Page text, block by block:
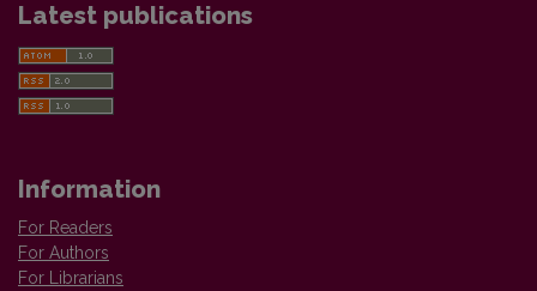
Latest publications
Information
For Readers
For Authors
For Librarians